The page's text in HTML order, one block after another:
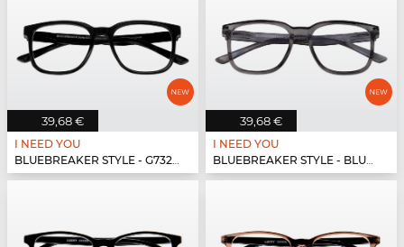
39,68 €
I NEED YOU
BLUEBREAKER STYLE - G73200 schwarz
39,68 €
I NEED YOU
BLUEBREAKER STYLE - BLUEBR Style G73400 grau